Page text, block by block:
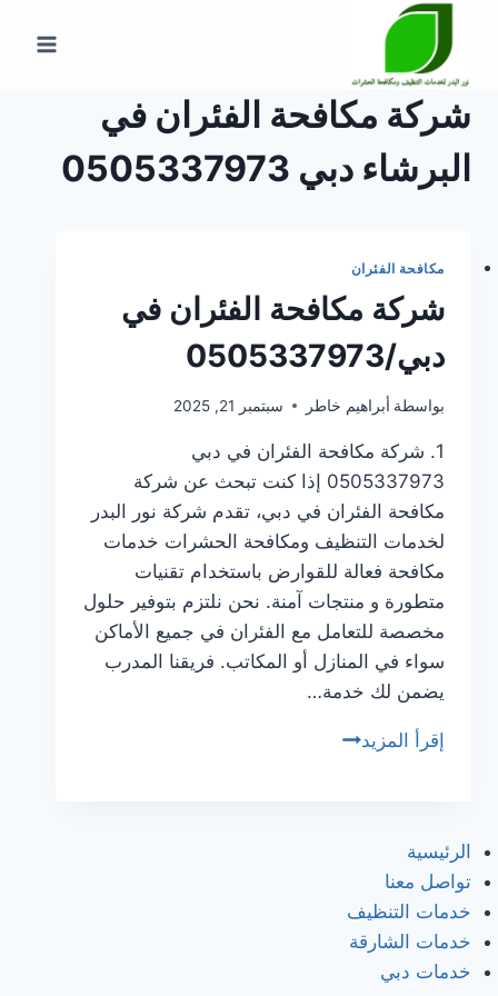
المحتوى
شركة مكافحة الفئران في
البرشاء دبي 0505337973
مكافحة الفئران
شركة مكافحة الفئران في
دبي/0505337973
بواسطة أبراهيم خاطر سبتمبر 21, 2025
1. شركة مكافحة الفئران في دبي
0505337973 إذا كنت تبحث عن شركة
مكافحة الفئران في دبي، تقدم شركة نور البدر
لخدمات التنظيف ومكافحة الحشرات خدمات
مكافحة فعالة للقوارض باستخدام تقنيات
متطورة و منتجات آمنة. نحن نلتزم بتوفير حلول
مخصصة للتعامل مع الفئران في جميع الأماكن
سواء في المنازل أو المكاتب. فريقنا المدرب
يضمن لك خدمة…
إقرأ المزيدشركة
الرئيسية
تواصل معنا
خدمات التنظيف
خدمات الشارقة
خدمات دبي